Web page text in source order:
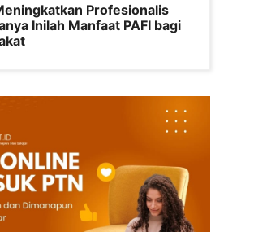
Profesionalis
Inilah Manfaat PAFI bagi